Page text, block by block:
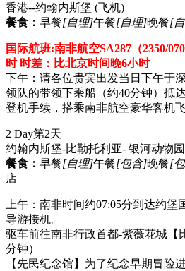
香港--约翰内斯堡 (飞机)
餐食： 早餐[自理]午餐[自理]晚餐[
国际航班:南非航空SA287（2350/
时 时差：比北京时间晚6小时
下午：请各位贵宾出发当日下午于
领队的带领下乘船（约40分钟）抵
登机手续，搭乘南非航空豪华客机
2 Day第2天
约翰内斯堡-比勒托利亚- 银河动物
餐食： 早餐[自理]午餐[包含]晚餐[
店
上午：南非时间约07:05分到达约
导游接机。
驱车前往南非行政首都-紫薇花城【
分钟）
【先民纪念馆】为了纪念早期冒险